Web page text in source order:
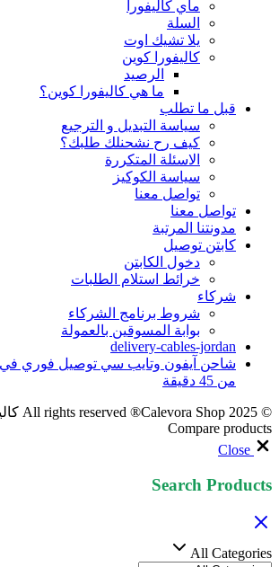
ماي كاليفورا
السلة
يلا تشيك اوت
كاليفورا كوين
الرصيد
ما هي كاليفورا كوين؟
قبل ما تطلب
سياسة التبديل و الترجيع
كيف رح نشحنلك طلبك؟
الاسئلة المتكررة
سياسة الكوكيز
تواصل معنا
تواصل معنا
مدونتنا المرتبة
كابتن توصيل
دخول الكابتن
خرائط استلام الطلبات
شركاء
شروط برنامج الشركاء
بوابة المسوقين بالعمولة
delivery-cables-jordan
شاحن آيفون وتايب سي توصيل فوري
من 45 دقيقة
© 2025 All rights reserved ®Calevora Shop كاليفورا شوب
Compare products
Close
Search Products
All Categories